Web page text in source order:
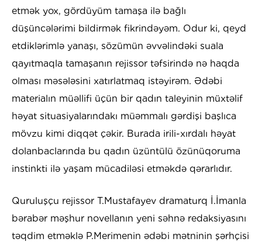
etmək yox, gördüyüm tamaşa ilə bağlı
düşüncələrimi bildirmək fikrindəyəm. Odur ki, qeyd
etdiklərimlə yanaşı, sözümün əvvəlindəki suala
qayıtmaqla tamaşanın rejissor təfsirində nə haqda
olması məsələsini xatırlatmaq istəyirəm. Ədəbi
materialın müəllifi üçün bir qadın taleyinin müxtəlif
həyat situasiyalarındakı müəmmalı gərdişi başlıca
mövzu kimi diqqət çəkir. Burada irili-xırdalı həyat
dolanbaclarında bu qadın üzüntülü özünüqoruma
instinkti ilə yaşam mücadiləsi etməkdə qərarlıdır.
Quruluşçu rejissor T.Mustafayev dramaturq İ.İmanla
bərabər məşhur novellanın yeni səhnə redaksiyasını
təqdim etməklə P.Merimenin ədəbi mətninin şərhçisi